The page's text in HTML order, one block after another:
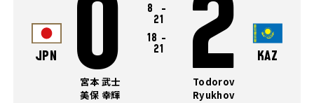
JPN 0 8
-
21
18 -
21
2 KAZ
宮本 武士
美保 幸輝
Todorov
Ryukhov